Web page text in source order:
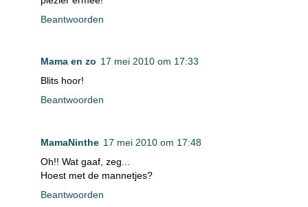
Beantwoorden
Mama en zo 17 mei 2010 om 17:33
Blits hoor!
Beantwoorden
MamaNinthe 17 mei 2010 om 17:48
Oh!! Wat gaaf, zeg...
Hoest met de mannetjes?
Beantwoorden